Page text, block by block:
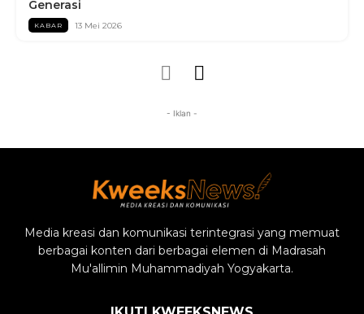
Generasi
KABAR 13 Mei 2026
- Iklan -
Media kreasi dan komunikasi terintegrasi yang memuat
berbagai konten dari berbagai elemen di Madrasah
Mu'allimin Muhammadiyah Yogyakarta.